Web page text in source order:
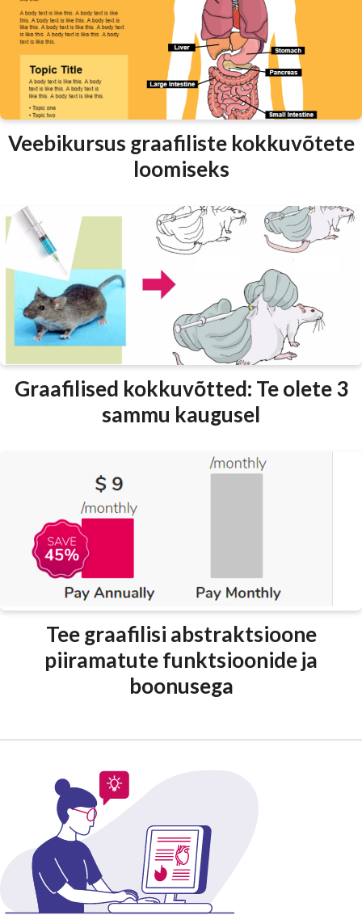
Veebikursus graafiliste kokkuvõtete
loomiseks
Graafilised kokkuvõtted: Te olete 3
sammu kaugusel
Tee graafilisi abstraktsioone
piiramatute funktsioonide ja
boonusega